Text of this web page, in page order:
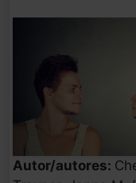
Autor/autores: